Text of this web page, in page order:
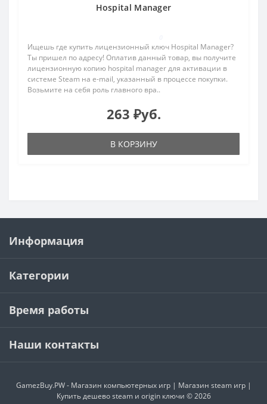
Hospital Manager
Ищешь где купить лицензионный ключ Hospital Manager?
Ты пришел по адресу! Оплатив данный товар, вы получите
лицензионную копию hospital manager для активации в
системе Steam на e-mail, указанный в процессе покупки.
Возьмите на себя роль главного вра..
263 ₽уб.
В КОРЗИНУ
Информация
Категории
Время работы
Наши контакты
GamezBuy.PW - Магазин компьютерных игр | Магазин steam игр |
Купить дешево steam и origin ключи © 2026